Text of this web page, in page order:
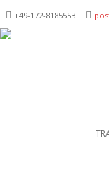
+49-172-­8185553